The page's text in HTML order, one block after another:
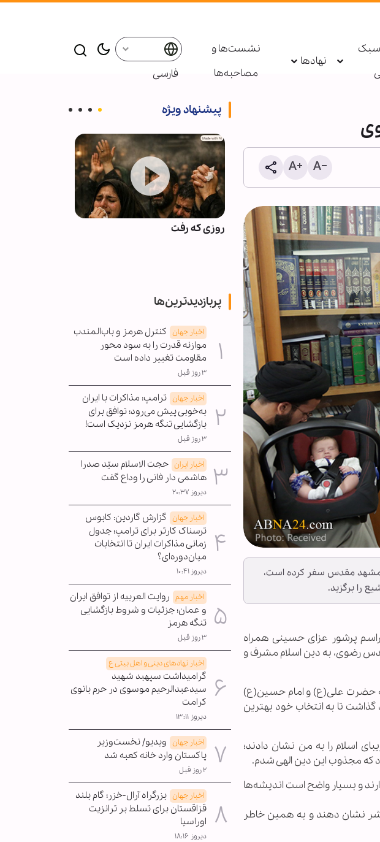
سبک
نهادها
نشست‌ها و
مصاحبه‌ها
فارسی
مشهد مقدس سفر کرده است،
را برگزید.
پرشور عزای حسینی همراه
رضوی، به دین اسلام مشرف و
حضرت علی(ع) و امام حسین‌(ع)
تا به انتخاب خود بهترین
اسلام را به من نشان دادند؛
که مجذوب این دین الهی شدم.
و بسیار واضح است انديشه‌ها
بشر نشان دهند و به همین خاطر
پیشنهاد ویژه
جنجالی پارلمان ایتالیا برای
نظارت‌های امنیتی بر اقلیت‌
و مساجد
روزی که رفت
پربازدیدترین‌ها
اخبار جهان کنترل هرمز و باب‌المندب
موازنه قدرت را به سود محور
مقاومت تغییر داده است
۳ روز قبل
اخبار جهان ترامپ: مذاکرات با ایران
به‌خوبی پیش می‌رود؛ توافق برای
بازگشایی تنگه هرمز نزدیک است!
۳ روز قبل
اخبار ایران حجت الاسلام سیّد صدرا
هاشمی دار فانی را وداع گفت
دیروز ۲۰:۳۷
اخبار جهان گزارش گاردین: کابوس
ترسناک کارتر برای ترامپ؛ جدول
زمانی مذاکرات ایران تا انتخابات
میان‌دوره‌ای؟
دیروز ۱۰:۴۱
اخبار مهم روایت العربیه از توافق ایران
و عمان؛ جزئیات و شروط بازگشایی
تنگه هرمز
۳ روز قبل
اخبار نهادهای دینی و اهل بیتی ع
گرامیداشت سپهبد شهید
سیدعبدالرحیم موسوی در حرم بانوی
کرامت
دیروز ۱۳:۱۱
اخبار جهان ویدیو/ نخست‌وزیر
پاکستان وارد خانه کعبه شد
۲ روز قبل
اخبار جهان بزرگراه آرال-خزر؛ گام بلند
قزاقستان برای تسلط بر ترانزیت
اوراسیا
دیروز ۱۸:۱۶